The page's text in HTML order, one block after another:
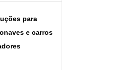
para
e carros